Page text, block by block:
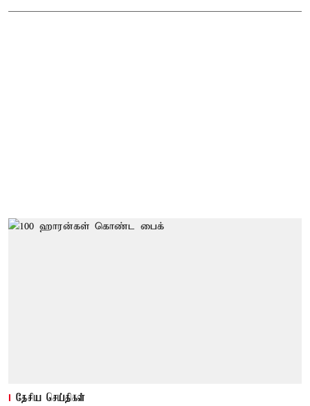
தேசிய செய்திகள்